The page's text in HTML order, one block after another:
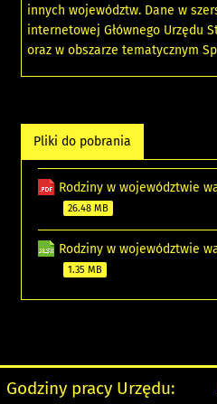
innych województw. Dane w
internetowej Głównego Urzędu
oraz w obszarze tematycznym
Pliki do pobrania
Rodziny w województwie
26.48 MB
Rodziny w województwie
1.35 MB
Godziny pracy Urzędu: